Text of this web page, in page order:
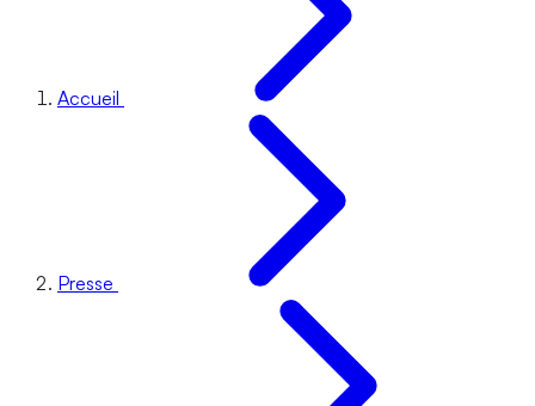
Accueil
Presse